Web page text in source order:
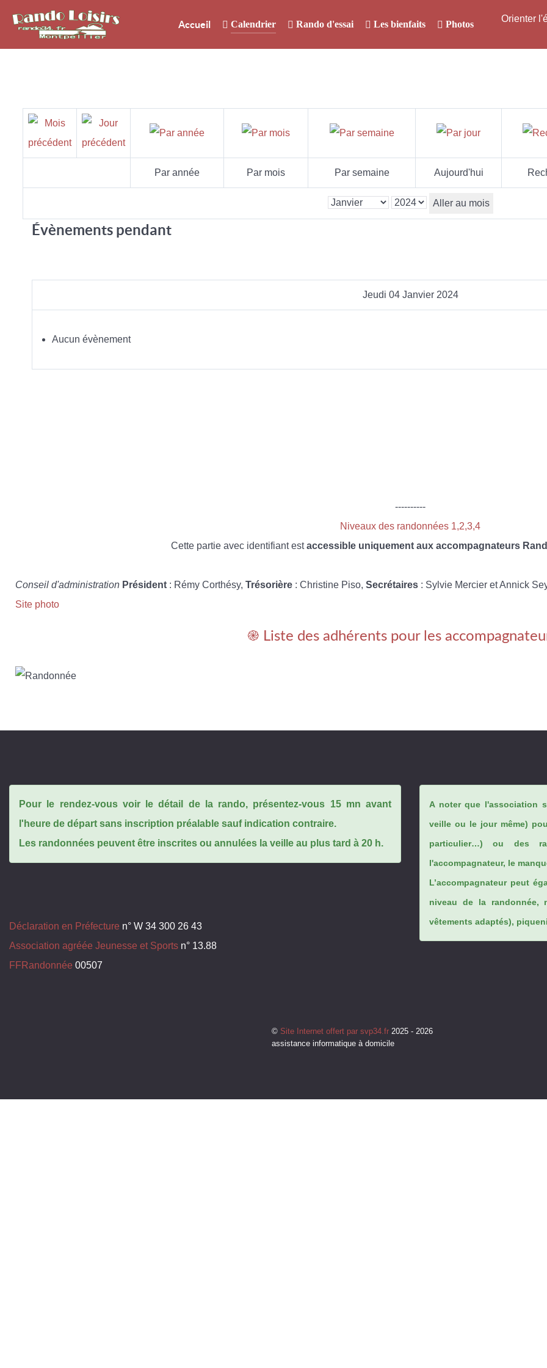
Accueil Calendrier Rando d'essai Les bienfaits Photos
Orienter
Par année Par mois Par semaine Aujourd'hui
Aller au mois
Évènements pendant
Jeudi 04 Janvier 2024
Aucun évènement
----------
Niveaux des randonnées 1,2,3,4
Cette partie avec identifiant estaccessible uniquement aux accompagnateurs
Conseil d'administration Président : Rémy Corthésy, Trésorière : Christine Piso, Secrétaires : Sylvie Mercier et Annick
Site photo
֎ Liste des adhérents pour les
Pour le rendez-vous voir le détail de la rando, présentez-vous 15 mn avant
l'heure de départ sans inscription préalable sauf indication contraire.
Les randonnées peuvent être inscrites ou annulées la veille au plus tard à 20 h.
Déclaration en Préfecture n° W 34 300 26 43
Association agréée Jeunesse et Sports n° 13.88
FFRandonnée 00507
A noter que l'association
veille ou le jour même)
particulier…) ou des
l'accompagnateur, le
L’accompagnateur peut
niveau de la randonnée,
vêtements adaptés),
© Site Internet offert par svp34.fr 2025 - 2026
assistance informatique à domicile